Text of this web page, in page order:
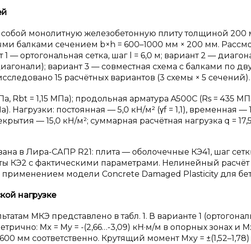
монолитную железобетонную плиту толщиной 200
балками сечением b×h = 600–1000 мм × 200 мм.
1 — ортогональная сетка, шаг l = 6,0 м; вариант 2 —
вариант 3 — совместная схема с балками по
15 расчётных вариантов (3 схемы × 5 сечений).
Rbt = 1,15 МПа); продольная арматура A500C (Rs = 435
Нагрузки: постоянная — 5,0 кН/м² (γf = 1,1), временная —
— 15,0 кН/м²; суммарная расчётная нагрузка q =
в Лира-САПР R21: плита — оболочечные КЭ41, шаг
КЭ2 с фактическими параметрами. Нелинейный расчёт
модели Concrete Damaged Plasticity для
нагрузке
МКЭ представлено в табл. 1. В варианте 1
Mx = My = -(2,66…-3,09) кН·м/м в опорных зонах и
мм соответственно. Крутящий момент Mxy =